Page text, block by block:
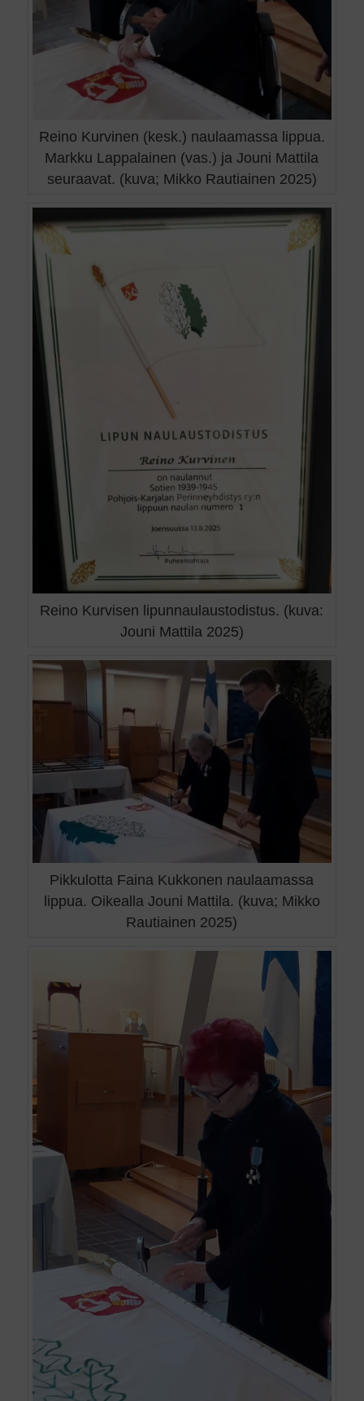
Reino Kurvinen (kesk.) naulaamassa lippua.
Markku Lappalainen (vas.) ja Jouni Mattila
seuraavat. (kuva; Mikko Rautiainen 2025)
Reino Kurvisen lipunnaulaustodistus. (kuva:
Jouni Mattila 2025)
Pikkulotta Faina Kukkonen naulaamassa
lippua. Oikealla Jouni Mattila. (kuva; Mikko
Rautiainen 2025)